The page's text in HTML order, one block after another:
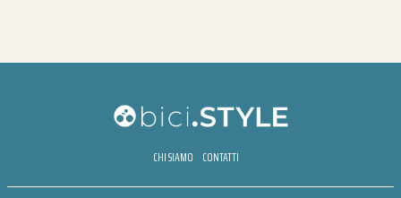
CHI SIAMO CONTATTI